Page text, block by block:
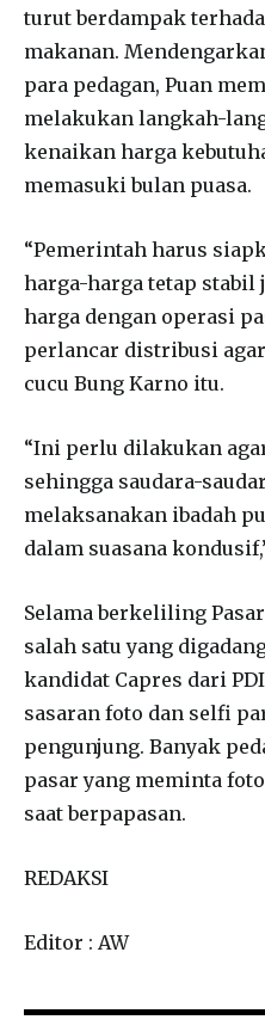
turut berdampak
makanan.
para pedagan, Puan
melakukan langkah-
kenaikan harga
memasuki bulan puasa.
“Pemerintah harus
harga-harga tetap stabil
harga dengan operasi
perlancar distribusi
cucu Bung Karno itu.
“Ini perlu dilakukan
sehingga saudara-
melaksanakan ibadah
dalam suasana
Selama berkeliling
salah satu yang
kandidat Capres dari
sasaran foto dan selfi
pengunjung. Banyak
pasar yang meminta
saat berpapasan.
REDAKSI
Editor : AW